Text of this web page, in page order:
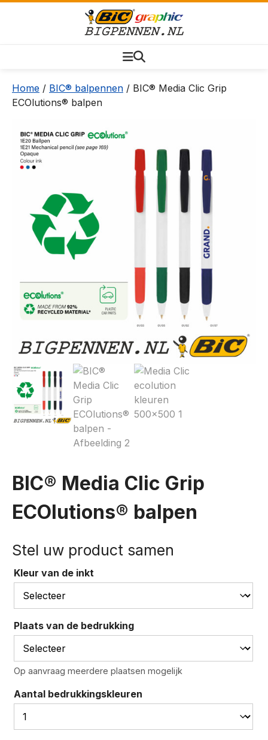
Home / BIC® balpennen / BIC® Media Clic Grip
ECOlutions® balpen
BIC® Media Clic Grip
ECOlutions® balpen
Kleur van de inkt
Plaats van de bedrukking
Op aanvraag meerdere plaatsen mogelijk
Aantal bedrukkingskleuren